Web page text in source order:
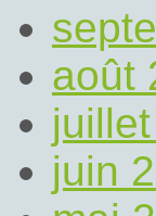
août
juin